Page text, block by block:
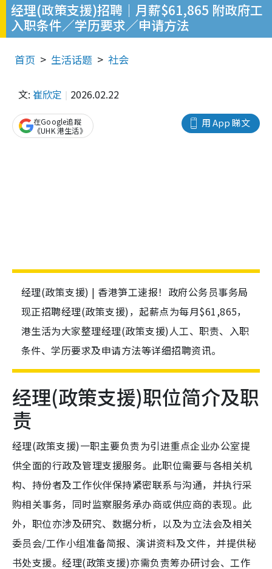
经理(政策支援)招聘｜月薪$61,865 附政府工
入职条件／学历要求／申请方法
首页 生活话题 社会
文: 崔欣定 2026.02.22
用 App 睇文
在Google追蹤
《UHK 港生活》
经理(政策支援) | 香港笋工速报！政府公务员事务局
现正招聘经理(政策支援)，起薪点为每月$61,865，
港生活为大家整理经理(政策支援)人工、职责、入职
条件、学历要求及申请方法等详细招聘资讯。
经理(政策支援)职位简介及职
责
经理(政策支援)一职主要负责为引进重点企业办公室提
供全面的行政及管理支援服务。此职位需要与各相关机
构、持份者及工作伙伴保持紧密联系与沟通，并执行采
购相关事务，同时监察服务承办商或供应商的表现。此
外，职位亦涉及研究、数据分析，以及为立法会及相关
委员会/工作小组准备简报、演讲资料及文件，并提供秘
书处支援。经理(政策支援)亦需负责筹办研讨会、工作